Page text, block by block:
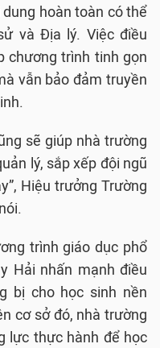
hoàn toàn có thể
và Địa lý. Việc điều
chương trình tinh gọn
vẫn bảo đảm truyền
sẽ giúp nhà trường
lý, sắp xếp đội ngũ
Hiệu trưởng Trường
trình giáo dục phổ
Hải nhấn mạnh điều
bị cho học sinh nền
cơ sở đó, nhà trường
lực thực hành để học